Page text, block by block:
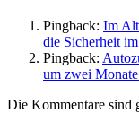
Pingback: Im
die Sicherheit
Pingback:
um zwei
Die Kommentare sind